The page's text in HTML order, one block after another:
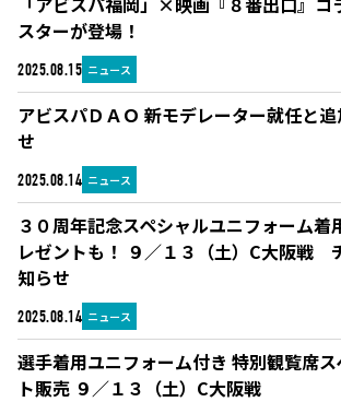
2025.08.15 ニュース
スターが登場！
2025.08.14 ニュース
アビスパＤＡＯ 新モデレーター就任と
せ
2025.08.14 ニュース
３０周年記念スペシャルユニフォーム着
レゼントも！ ９／１３（土）C大阪戦
知らせ
選手着用ユニフォーム付き 特別観覧席
ト販売 ９／１３（土）C大阪戦